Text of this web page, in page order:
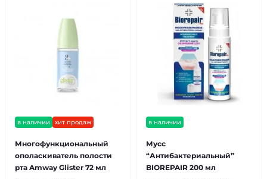
в наличии хит продаж
Многофункциональный
ополаскиватель полости
рта Amway Glister 72 мл
в наличии
Мусс
“Антибактериальный”
BIOREPAIR 200 мл